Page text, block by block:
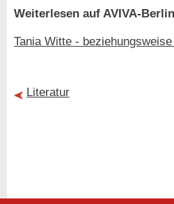
Weiterlesen auf AVIVA-
Tania Witte -
Literatur